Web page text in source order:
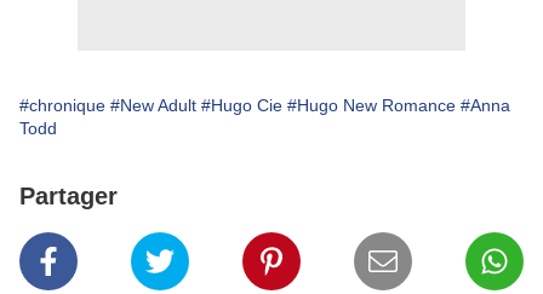
#chronique #New Adult #Hugo Cie #Hugo New Romance #Anna
Todd
Partager